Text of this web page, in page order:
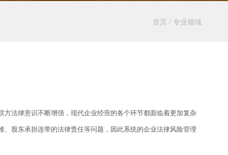
首页 / 专业领域
法律意识不断增强，现代企业经营的各个环节都面临着更加复杂
股东承担连带的法律责任等问题，因此系统的企业法律风险管理